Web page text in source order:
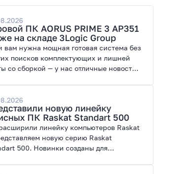
ПК AORUS PRIME 3 AP351
на складе 3Logic Group
вам нужна мощная готовая система без
поисков комплектующих и лишней
со сборкой — у нас отличные новости.
нагрузок, современных игр и
с нейросетями.новую линейку
ПК Raskat Standart 500
линейку компьютеров Raskat
новую серию Raskat
500. Новинки созданы для